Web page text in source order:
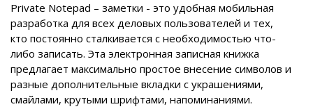
Private Notepad – заметки - это удобная мобильная
разработка для всех деловых пользователей и тех,
кто постоянно сталкивается с необходимостью что-
либо записать. Эта электронная записная книжка
предлагает максимально простое внесение символов и
разные дополнительные вкладки с украшениями,
смайлами, крутыми шрифтами, напоминаниями.